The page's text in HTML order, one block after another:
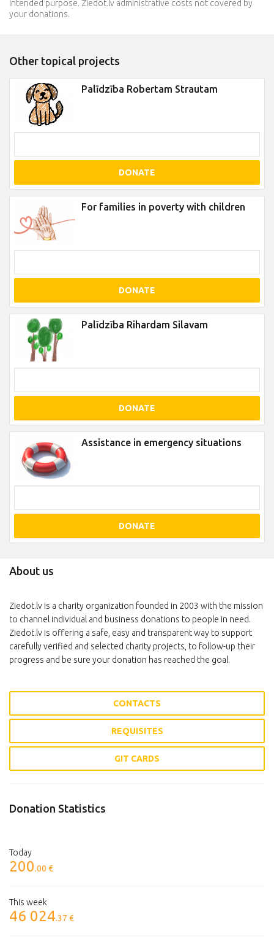
intended purpose. Ziedot.lv administrative costs not covered by
your donations.
Other topical projects
Palīdzība Robertam Strautam
DONATE
For families in poverty with children
DONATE
Palīdzība Rihardam Silavam
DONATE
Assistance in emergency situations
DONATE
About us
Ziedot.lv is a charity organization founded in 2003 with the mission
to channel individual and business donations to people in need.
Ziedot.lv is offering a safe, easy and transparent way to support
carefully verified and selected charity projects, to follow-up their
progress and be sure your donation has reached the goal.
CONTACTS
REQUISITES
GIT CARDS
Donation Statistics
Today
200.00 €
This week
46 024.37 €